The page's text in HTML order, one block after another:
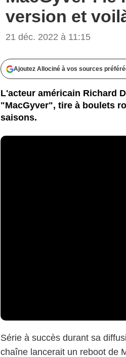
version et
21 déc. 2022 à 11:15
Ajoutez Allociné à vos sources
L'acteur américain Richard
"MacGyver", tire à boulets
saisons.
Série à succès durant sa
chaîne lancerait un reboot de